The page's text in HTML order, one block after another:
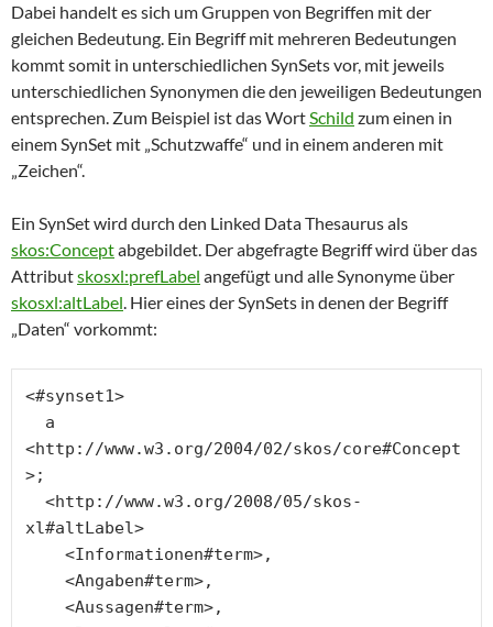
Dabei handelt es sich um Gruppen von Begriffen mit der
gleichen Bedeutung. Ein Begriff mit mehreren Bedeutungen
kommt somit in unterschiedlichen SynSets vor, mit jeweils
unterschiedlichen Synonymen die den jeweiligen Bedeutungen
entsprechen. Zum Beispiel ist das WortSchild zum einen in
einem SynSet mit „Schutzwaffe“ und in einem anderen mit
„Zeichen“.
Ein SynSet wird durch den Linked Data Thesaurus als
skos:Conceptabgebildet. Der abgefragte Begriff wird über das
Attributskosxl:prefLabel angefügt und alle Synonyme über
skosxl:altLabel. Hier eines der SynSets in denen der Begriff
„Daten“ vorkommt:
<#synset1>
<http://www.w3.org/2004/02/skos/core#Concept
>;
xl#altLabel>